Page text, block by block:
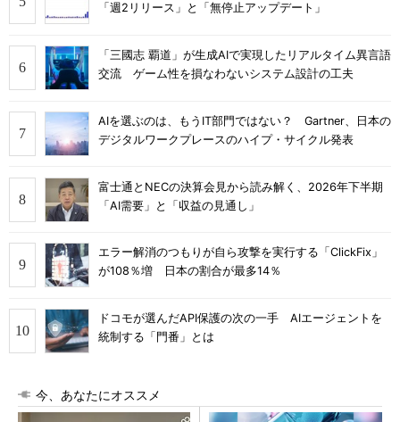
「週2リリース」と「無停止アップデート」
「三國志 覇道」が生成AIで実現したリアルタイム異言語
交流 ゲーム性を損なわないシステム設計の工夫
AIを選ぶのは、もうIT部門ではない？ Gartner、日本の
デジタルワークプレースのハイプ・サイクル発表
富士通とNECの決算会見から読み解く、2026年下半期
「AI需要」と「収益の見通し」
エラー解消のつもりが自ら攻撃を実行する「ClickFix」
が108％増 日本の割合が最多14％
ドコモが選んだAPI保護の次の一手 AIエージェントを
統制する「門番」とは
今、あなたにオススメ